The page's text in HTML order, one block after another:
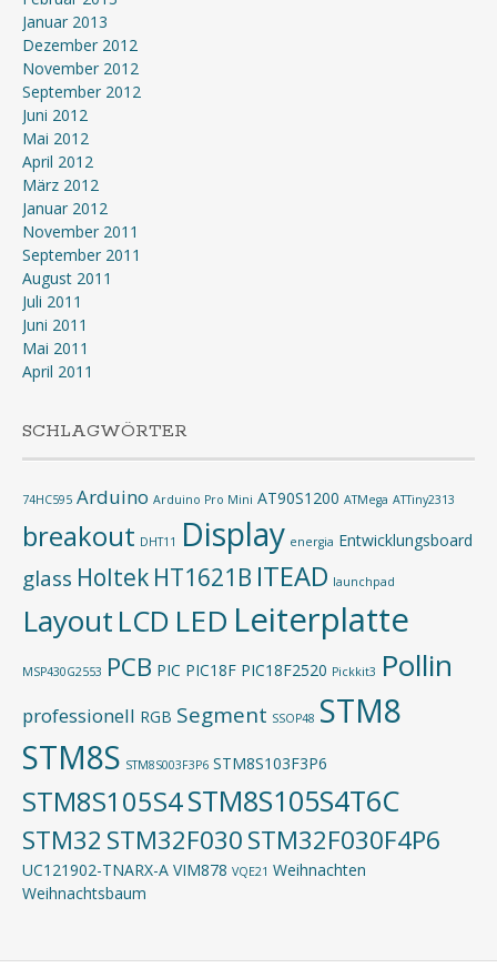
Januar 2013
Dezember 2012
November 2012
September 2012
Juni 2012
Mai 2012
April 2012
März 2012
Januar 2012
November 2011
September 2011
August 2011
Juli 2011
Juni 2011
Mai 2011
April 2011
SCHLAGWÖRTER
74HC595 Arduino Arduino Pro Mini AT90S1200 ATMega ATTiny2313
breakout DHT11 Display energia Entwicklungsboard
glass Holtek HT1621B ITEAD launchpad
Layout LCD LED Leiterplatte
MSP430G2553 PCB PIC PIC18F PIC18F2520 Pickkit3 Pollin
professionell RGB Segment SSOP48 STM8
STM8S STM8S003F3P6 STM8S103F3P6
STM8S105S4STM8S105S4T6C
STM32 STM32F030STM32F030F4P6
UC121902-TNARX-A VIM878 VQE21 Weihnachten
Weihnachtsbaum